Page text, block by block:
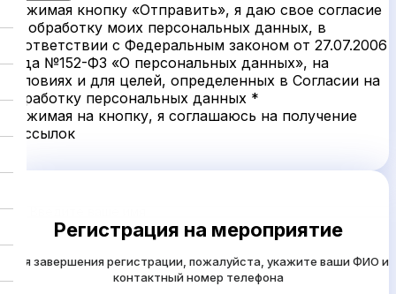
Нажимая кнопку «Отправить», я даю свое согласие
на обработку моих персональных данных, в
соответствии с Федеральным законом от 27.07.2006
года №152-ФЗ «О персональных данных», на
условиях и для целей, определенных в Согласии на
обработку персональных данных *
Нажимая на кнопку, я соглашаюсь на получение
рассылок
Регистрация на мероприятие
Для завершения регистрации, пожалуйста, укажите ваши ФИО и
контактный номер телефона